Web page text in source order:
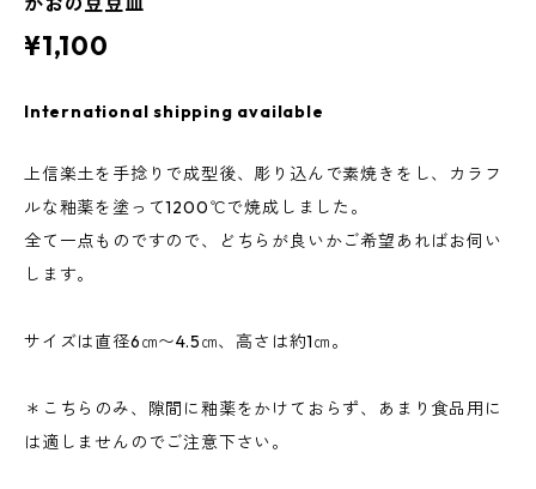
¥1,100
International shipping available
上信楽土を手捻りで成型後、彫り込んで素焼きをし、カラフ
ルな釉薬を塗って1200℃で焼成しました。
全て一点ものですので、どちらが良いかご希望あればお伺い
します。
サイズは直径6㎝〜4.5㎝、高さは約1㎝。
＊こちらのみ、隙間に釉薬をかけておらず、あまり食品用に
は適しませんのでご注意下さい。